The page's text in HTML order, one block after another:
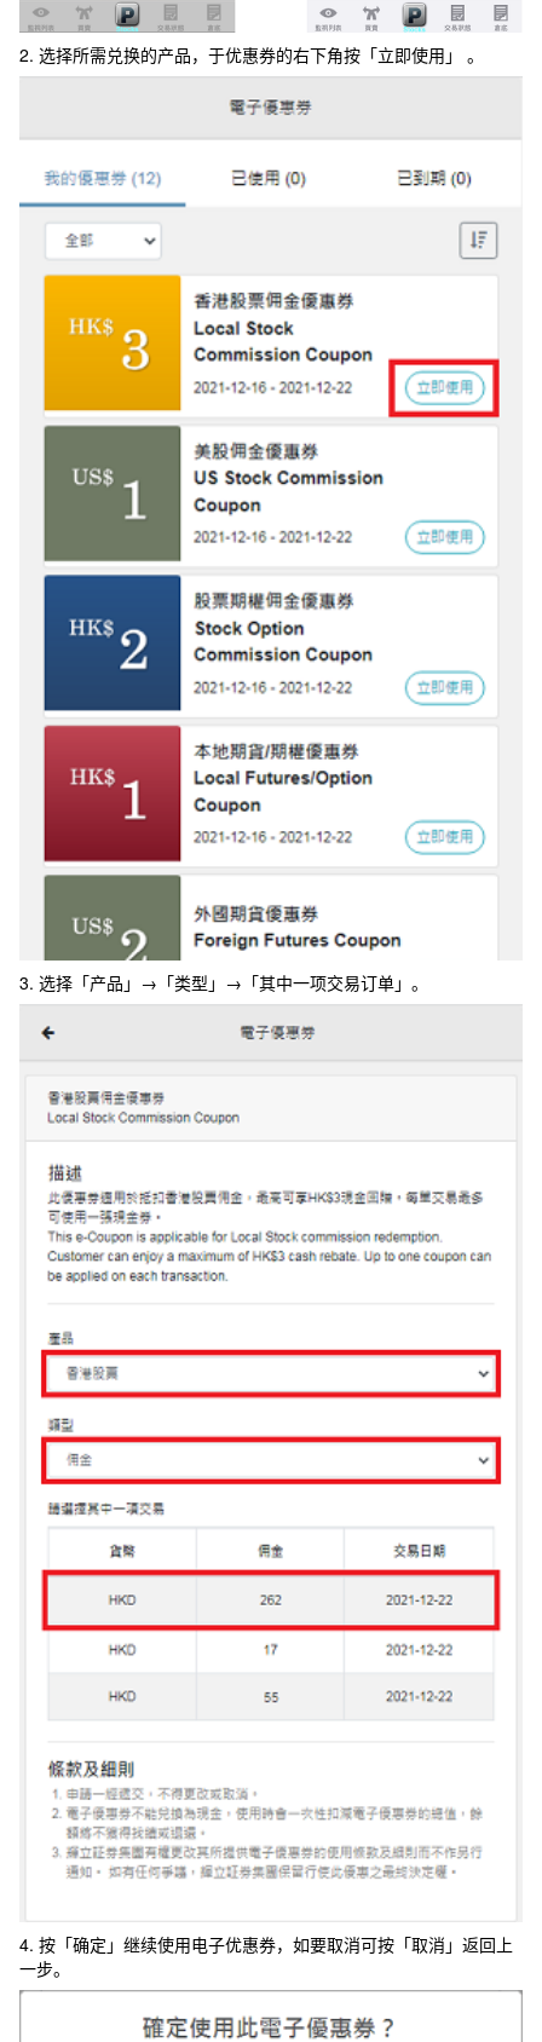
2. 选择所需兑换的产品，于优惠券的右下角按「立即使用」 。
3. 选择「产品」→「类型」→「其中一项交易订单」。
4. 按「确定」继续使用电子优惠券，如要取消可按「取消」返回上
一步。